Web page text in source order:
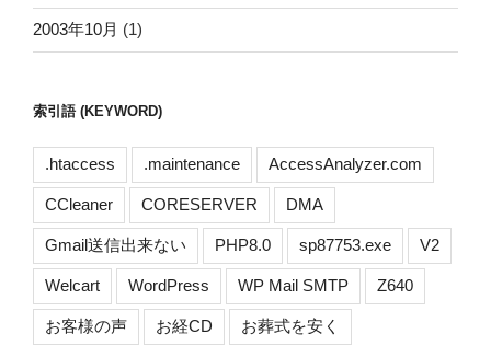
2003年10月 (1)
索引語 (KEYWORD)
.htaccess .maintenance AccessAnalyzer.com
CCleaner CORESERVER DMA
Gmail送信出来ない PHP8.0 sp87753.exe V2
Welcart WordPress WP Mail SMTP Z640
お客様の声 お経CD お葬式を安く